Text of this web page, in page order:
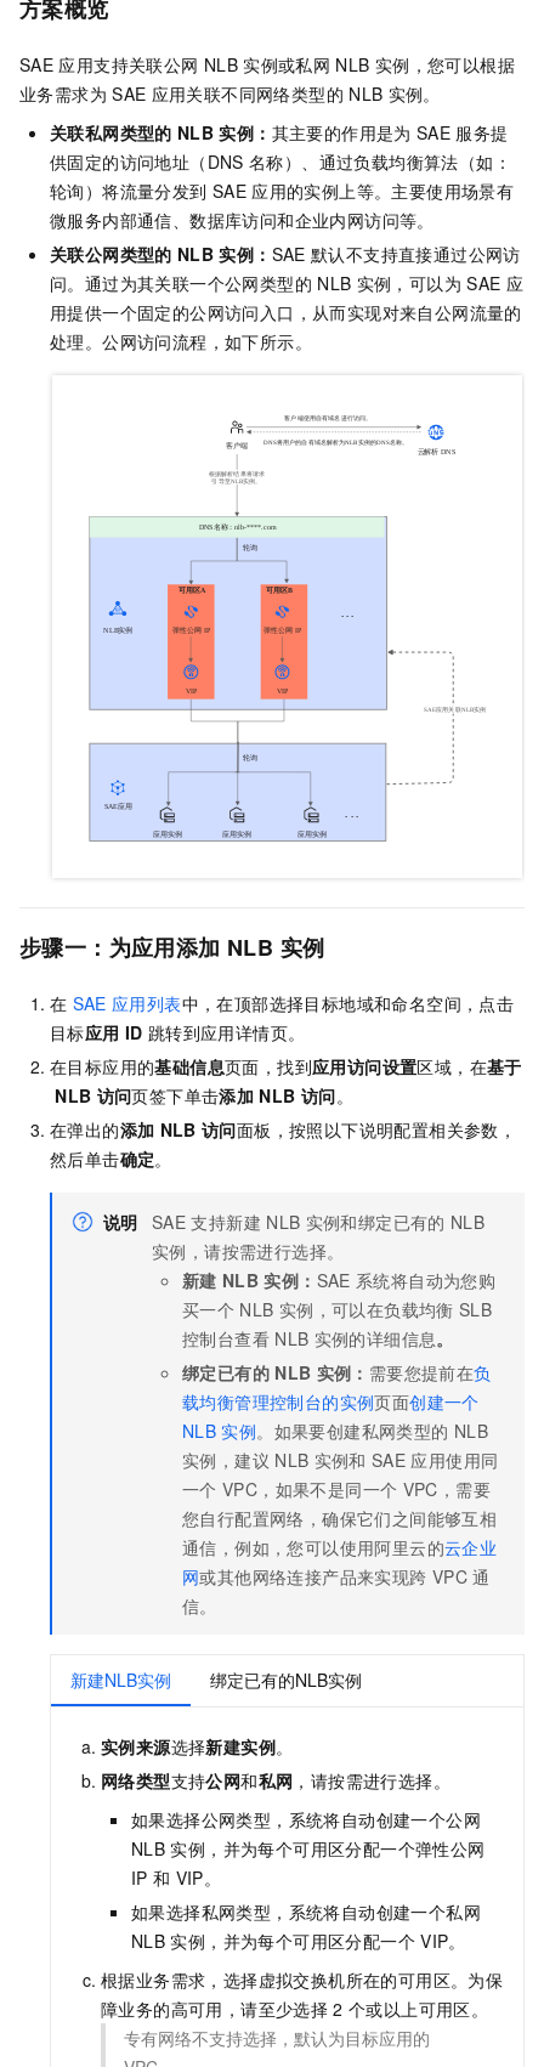
方案概览
SAE 应用支持关联公网 NLB 实例或私网 NLB 实例，您可以根据
业务需求为 SAE 应用关联不同网络类型的 NLB 实例。
关联私网类型的 NLB 实例： 其主要的作用是为 SAE 服务提
供固定的访问地址（DNS 名称）、通过负载均衡算法（如：
轮询）将流量分发到 SAE 应用的实例上等。主要使用场景有
微服务内部通信、数据库访问和企业内网访问等。
关联公网类型的 NLB 实例： SAE 默认不支持直接通过公网访
问。通过为其关联一个公网类型的 NLB 实例，可以为 SAE 应
用提供一个固定的公网访问入口，从而实现对来自公网流量的
处理。公网访问流程，如下所示。
步骤一：为应用添加 NLB 实例
在 SAE 应用列表中，在顶部选择目标地域和命名空间，点击
目标应用 ID 跳转到应用详情页。
在目标应用的基础信息页面，找到应用访问设置区域，在基于
NLB 访问页签下单击添加 NLB 访问。
在弹出的添加 NLB 访问面板，按照以下说明配置相关参数，
然后单击确定。
说明 SAE 支持新建 NLB 实例和绑定已有的 NLB
实例，请按需进行选择。
新建 NLB 实例： SAE 系统将自动为您购
买一个 NLB 实例，可以在负载均衡 SLB
控制台查看 NLB 实例的详细信息。
绑定已有的 NLB 实例： 需要您提前在负
载均衡管理控制台的实例页面创建一个
NLB 实例。如果要创建私网类型的 NLB
实例，建议 NLB 实例和 SAE 应用使用同
一个 VPC，如果不是同一个 VPC，需要
您自行配置网络，确保它们之间能够互相
通信，例如，您可以使用阿里云的云企业
网或其他网络连接产品来实现跨 VPC 通
信。
新建NLB实例 绑定已有的NLB实例
实例来源选择新建实例。
网络类型支持公网和私网 ，请按需进行选择。
如果选择公网类型，系统将自动创建一个公网
NLB 实例，并为每个可用区分配一个弹性公网
IP 和 VIP。
如果选择私网类型，系统将自动创建一个私网
NLB 实例，并为每个可用区分配一个 VIP。
根据业务需求，选择虚拟交换机所在的可用区。为保
障业务的高可用，请至少选择 2 个或以上可用区。
专有网络不支持选择，默认为目标应用的